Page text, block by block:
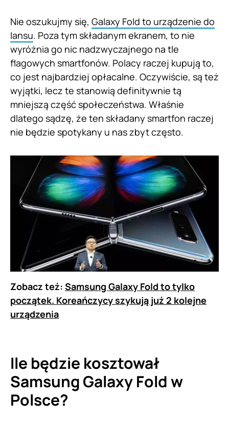
Nie oszukujmy się, Galaxy Fold to urządzenie do
lansu. Poza tym składanym ekranem, to nie
wyróżnia go nic nadzwyczajnego na tle
flagowych smartfonów. Polacy raczej kupują to,
co jest najbardziej opłacalne. Oczywiście, są też
wyjątki, lecz te stanowią definitywnie tą
mniejszą część społeczeństwa. Właśnie
dlatego sądzę, że ten składany smartfon raczej
nie będzie spotykany u nas zbyt często.
Zobacz też: Samsung Galaxy Fold to tylko
początek. Koreańczycy szykują już 2 kolejne
urządzenia
Ile będzie kosztował
Samsung Galaxy Fold w
Polsce?